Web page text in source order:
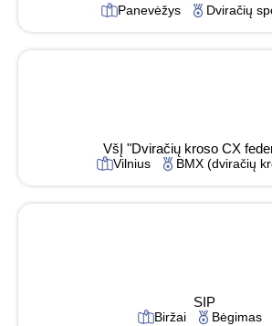
Panevėžys Dviračių
VšĮ "Dviračių kroso CX
Vilnius BMX (dviračių
SIP
Biržai Bėgimas